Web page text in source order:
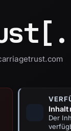
Inhalt
Der